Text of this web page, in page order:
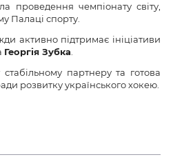
проведення чемпіонату світу,
Палаці спорту.
активно підтримає ініціативи
Георгія Зубка
партнеру та готова
розвитку українського хокею.